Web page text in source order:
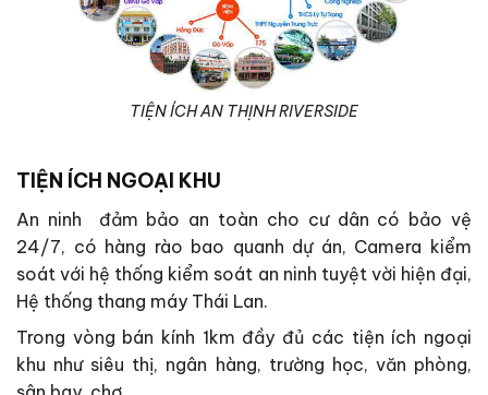
TIỆN ÍCH AN THỊNH RIVERSIDE
TIỆN ÍCH NGOẠI KHU
An ninh đảm bảo an toàn cho cư dân có bảo vệ
24/7, có hàng rào bao quanh dự án, Camera kiểm
soát với hệ thống kiểm soát an ninh tuyệt vời hiện đại,
Hệ thống thang máy Thái Lan.
Trong vòng bán kính 1km đầy đủ các tiện ích ngoại
khu như siêu thị, ngân hàng, trường học, văn phòng,